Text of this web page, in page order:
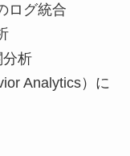
ログ統合
分析
Analytics）に